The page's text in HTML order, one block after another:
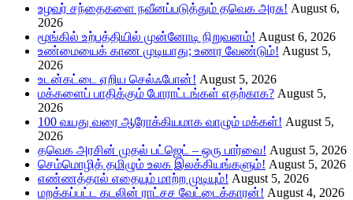
உழவர் சந்தைகளை நவீனப்படுத்தும் தவெக அரசு! August 6,
2026
மூங்கில் உற்பத்தியில் முன்னோடி நிறுவனம்! August 6, 2026
உண்மையைக் காண முடியாது; உணர வேண்டும்! August 5,
2026
உடன்கட்டை ஏறிய செல்ஃபோன்! August 5, 2026
மக்களைப் பாதிக்கும் போராட்டங்கள் எதற்காக? August 5,
2026
100 வயது வரை ஆரோக்கியமாக வாழும் மக்கள்! August 5,
2026
தவெக அரசின் முதல் பட்ஜெட் – ஒரு பார்வை! August 5, 2026
செம்மொழித் தமிழும் உலக இலக்கியங்களும்! August 5, 2026
எண்ணத்தால் எதையும் மாற்ற முடியும்! August 5, 2026
மறக்கப்பட்ட கடலின் ராட்சச வேட்டைக்காரன்! August 4, 2026